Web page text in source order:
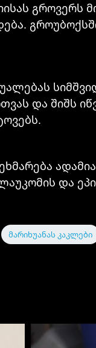
გროვერს
და შიშს
და
მარიხუანას კაკლები